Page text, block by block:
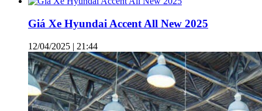
Giá Xe Hyundai Accent All New 2025
12/04/2025 | 21:44